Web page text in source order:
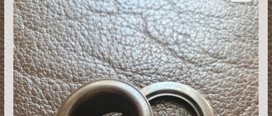
Ophæng, Låse og Karabinhage
Plejemidler
Sy og Buntmager artikler
Værktøj